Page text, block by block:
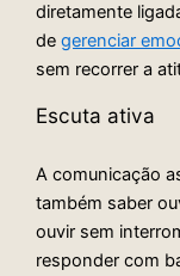
diretamente
degerenciar
sem recorrer a
Escuta ativa
A comunicação
também saber
ouvir sem
responder com